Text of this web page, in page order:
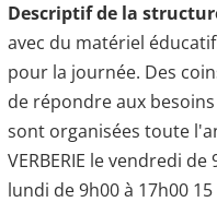
Descriptif de la
avec du matériel
pour la journée. Des
de répondre aux
sont organisées toute
VERBERIE le vendredi
lundi de 9h00 à 17h00